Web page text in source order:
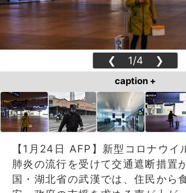
❮ 1/4 ❯
caption +
【1月24日 AFP】新型コロナウイ
肺炎の流行を受けて交通遮断措置
国・湖北省の武漢では、住民から